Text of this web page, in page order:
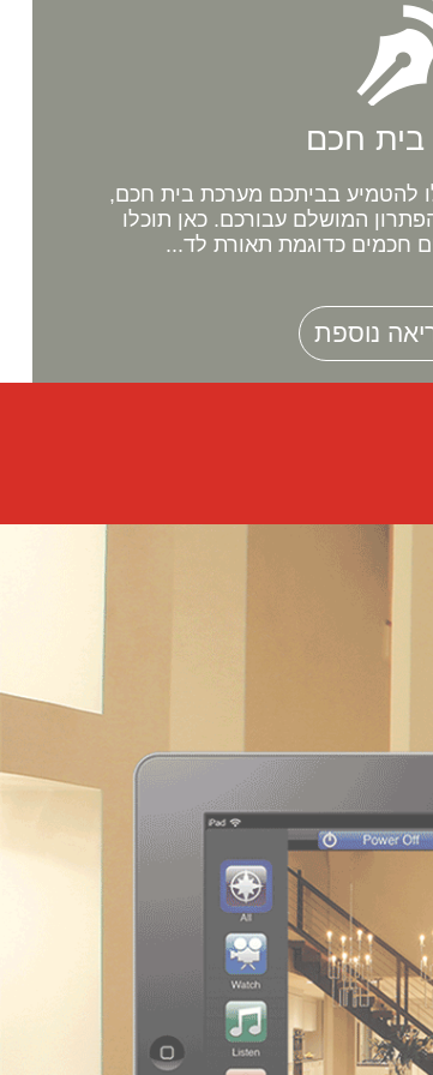
חכם
בביתכם מערכת בית חכם,
המושלם עבורכם. כאן תוכלו
חכמים כדוגמת תאורת לד...
נוספת